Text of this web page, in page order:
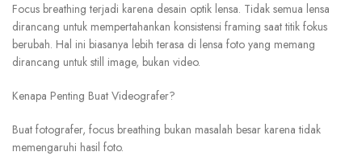
Focus breathingterjadi karena desain optik lensa. Tidak semua lensa
dirancang untuk mempertahankan konsistensi framing saat titik fokus
berubah. Hal ini biasanya lebih terasa di lensa foto yang memang
dirancang untuk still image, bukan video.
Kenapa Penting Buat Videografer?
Buat fotografer, focus breathing bukan masalah besar karena tidak
memengaruhi hasil foto.